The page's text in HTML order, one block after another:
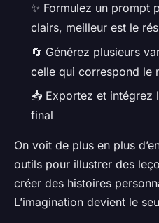
✨ Formulez un prompt
clairs, meilleur est le
🔄 Générez plusieurs
celle qui correspond le
📥 Exportez et intégrez
final
On voit de plus en plus
outils pour illustrer des
créer des histoires
L’imagination devient le